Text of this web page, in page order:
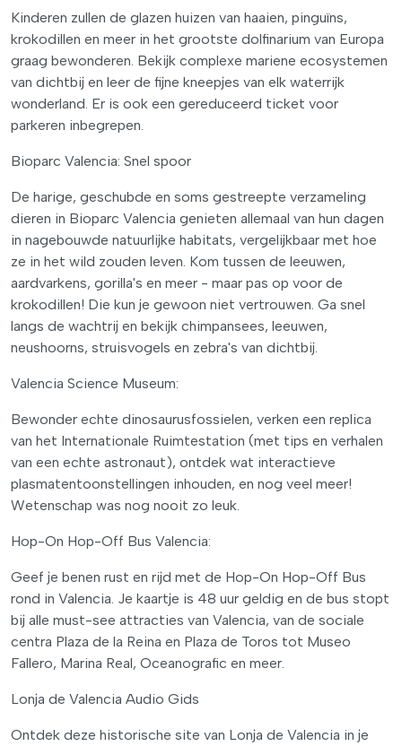
Kinderen zullen de glazen huizen van haaien, pinguïns,
krokodillen en meer in het grootste dolfinarium van Europa
graag bewonderen. Bekijk complexe mariene ecosystemen
van dichtbij en leer de fijne kneepjes van elk waterrijk
wonderland. Er is ook een gereduceerd ticket voor
parkeren inbegrepen.
Bioparc Valencia: Snel spoor
De harige, geschubde en soms gestreepte verzameling
dieren in Bioparc Valencia genieten allemaal van hun dagen
in nagebouwde natuurlijke habitats, vergelijkbaar met hoe
ze in het wild zouden leven. Kom tussen de leeuwen,
aardvarkens, gorilla's en meer - maar pas op voor de
krokodillen! Die kun je gewoon niet vertrouwen. Ga snel
langs de wachtrij en bekijk chimpansees, leeuwen,
neushoorns, struisvogels en zebra's van dichtbij.
Valencia Science Museum:
Bewonder echte dinosaurusfossielen, verken een replica
van het Internationale Ruimtestation (met tips en verhalen
van een echte astronaut), ontdek wat interactieve
plasmatentoonstellingen inhouden, en nog veel meer!
Wetenschap was nog nooit zo leuk.
Hop-On Hop-Off Bus Valencia:
Geef je benen rust en rijd met de Hop-On Hop-Off Bus
rond in Valencia. Je kaartje is 48 uur geldig en de bus stopt
bij alle must-see attracties van Valencia, van de sociale
centra Plaza de la Reina en Plaza de Toros tot Museo
Fallero, Marina Real, Oceanografic en meer.
Lonja de Valencia Audio Gids
Ontdek deze historische site van Lonja de Valencia in je